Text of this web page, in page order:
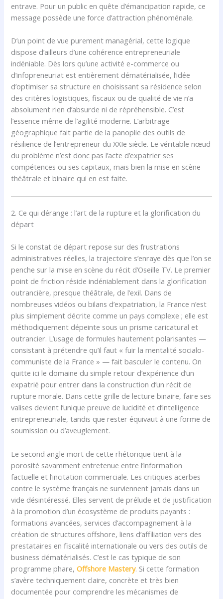
entrave. Pour un public en quête d’émancipation rapide, ce
message possède une force d’attraction phénoménale.
D’un point de vue purement managérial, cette logique
dispose d’ailleurs d’une cohérence entrepreneuriale
indéniable. Dès lors qu’une activité e-commerce ou
d’infopreneuriat est entièrement dématérialisée, l’idée
d’optimiser sa structure en choisissant sa résidence selon
des critères logistiques, fiscaux ou de qualité de vie n’a
absolument rien d’absurde ni de répréhensible. C’est
l’essence même de l’agilité moderne. L’arbitrage
géographique fait partie de la panoplie des outils de
résilience de l’entrepreneur du XXIe siècle. Le véritable nœud
du problème n’est donc pas l’acte d’expatrier ses
compétences ou ses capitaux, mais bien la mise en scène
théâtrale et binaire qui en est faite.
2. Ce qui dérange : l’art de la rupture et la glorification du
départ
Si le constat de départ repose sur des frustrations
administratives réelles, la trajectoire s’enraye dès que l’on se
penche sur la mise en scène du récit d’Oseille TV. Le premier
point de friction réside indéniablement dans la glorification
outrancière, presque théâtrale, de l’exil. Dans de
nombreuses vidéos ou bilans d’expatriation, la France n’est
plus simplement décrite comme un pays complexe ; elle est
méthodiquement dépeinte sous un prisme caricatural et
outrancier. L’usage de formules hautement polarisantes —
consistant à prétendre qu’il faut « fuir la mentalité socialo-
communiste de la France » — fait basculer le contenu. On
quitte ici le domaine du simple retour d’expérience d’un
expatrié pour entrer dans la construction d’un récit de
rupture morale. Dans cette grille de lecture binaire, faire ses
valises devient l’unique preuve de lucidité et d’intelligence
entrepreneuriale, tandis que rester équivaut à une forme de
soumission ou d’aveuglement.
Le second angle mort de cette rhétorique tient à la
porosité savamment entretenue entre l’information
factuelle et l’incitation commerciale. Les critiques acerbes
contre le système français ne surviennent jamais dans un
vide désintéressé. Elles servent de prélude et de justification
à la promotion d’un écosystème de produits payants :
formations avancées, services d’accompagnement à la
création de structures offshore, liens d’affiliation vers des
prestataires en fiscalité internationale ou vers des outils de
business dématérialisés. C’est le cas typique de son
programme phare,Offshore Mastery. Si cette formation
s’avère techniquement claire, concrète et très bien
documentée pour comprendre les mécanismes de